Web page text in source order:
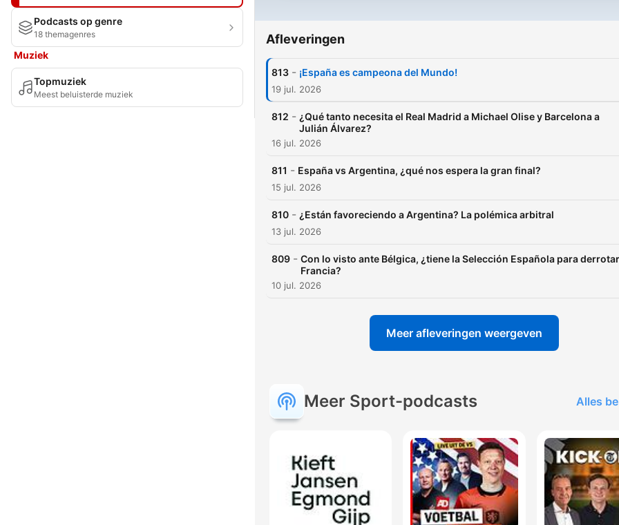
Podcasts op genre
18 themagenres
Muziek
Topmuziek
Meest beluisterde muziek
Afleveringen
813 - ¡España es campeona del Mundo!
19 jul. 2026
812 - ¿Qué tanto necesita el Real Madrid a Michael Olise y Barcelona a
Julián Álvarez?
16 jul. 2026
811 - España vs Argentina, ¿qué nos espera la gran final?
15 jul. 2026
810 - ¿Están favoreciendo a Argentina? La polémica arbitral
13 jul. 2026
809 - Con lo visto ante Bélgica, ¿tiene la Selección Española para
Francia?
10 jul. 2026
Meer afleveringen weergeven
Meer Sport-podcasts Alles